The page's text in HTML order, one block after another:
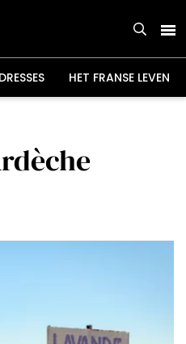
HET FRANSE LEVEN